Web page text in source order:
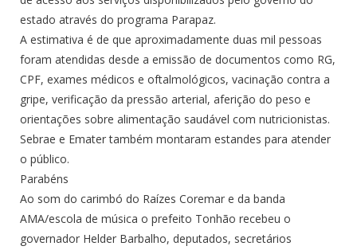
estado através do programa Parapaz.
A estimativa é de que aproximadamente duas mil pessoas
foram atendidas desde a emissão de documentos como RG,
CPF, exames médicos e oftalmológicos, vacinação contra a
gripe, verificação da pressão arterial, aferição do peso e
orientações sobre alimentação saudável com nutricionistas.
Sebrae e Emater também montaram estandes para atender
o público.
Parabéns
Ao som do carimbó do Raízes Coremar e da banda
AMA/escola de música o prefeito Tonhão recebeu o
governador Helder Barbalho, deputados, secretários